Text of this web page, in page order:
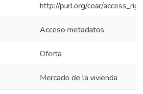
http://purl.org/coar/
Acceso metadatos
Oferta
Mercado de la vivienda